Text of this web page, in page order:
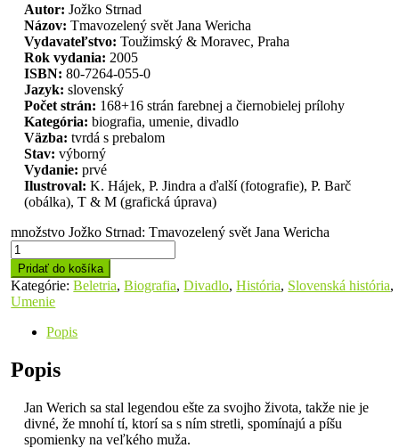
Autor: Jožko Strnad
Názov: Tmavozelený svět Jana Wericha
Vydavateľstvo: Toužimský & Moravec, Praha
Rok vydania: 2005
ISBN: 80-7264-055-0
Jazyk: slovenský
Počet strán: 168+16 strán farebnej a čiernobielej prílohy
Kategória: biografia, umenie, divadlo
Väzba: tvrdá s prebalom
Stav: výborný
Vydanie: prvé
Ilustroval: K. Hájek, P. Jindra a ďalší (fotografie), P. Barč
(obálka), T & M (grafická úprava)
množstvo Jožko Strnad: Tmavozelený svět Jana Wericha
Pridať do košíka
Kategórie:Beletria,Biografia,Divadlo,História, Slovenská história,
Umenie
Popis
Popis
Jan Werich sa stal legendou ešte za svojho života, takže nie je
divné, že mnohí tí, ktorí sa s ním stretli, spomínajú a píšu
spomienky na veľkého muža.